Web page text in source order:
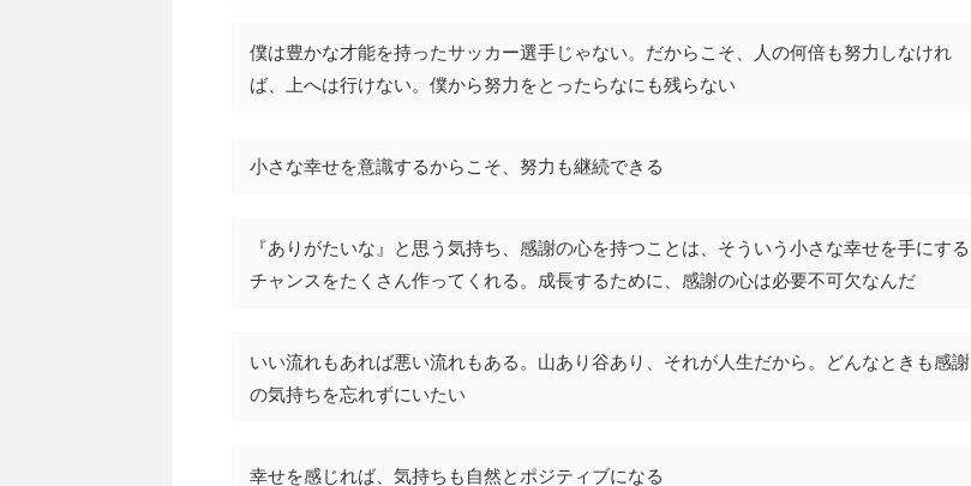
僕は豊かな才能を持ったサッカー選手じゃない。だからこそ、人の何倍も努力しなけれ
ば、上へは行けない。僕から努力をとったらなにも残らない
小さな幸せを意識するからこそ、努力も継続できる
『ありがたいな』と思う気持ち、感謝の心を持つことは、そういう小さな幸せを手にする
チャンスをたくさん作ってくれる。成長するために、感謝の心は必要不可欠なんだ
いい流れもあれば悪い流れもある。山あり谷あり、それが人生だから。どんなときも感謝
の気持ちを忘れずにいたい
幸せを感じれば、気持ちも自然とポジティブになる